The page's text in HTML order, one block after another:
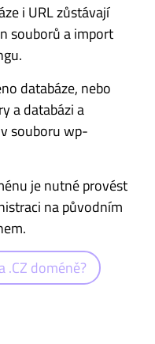
i URL zůstávají
souborů a import
databáze, nebo
a databázi a
souboru wp-
je nutné provést
na původním
.CZ doméně?